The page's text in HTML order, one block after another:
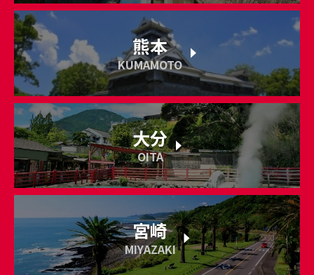
熊本
KUMAMOTO
大分
OITA
宮崎
MIYAZAKI